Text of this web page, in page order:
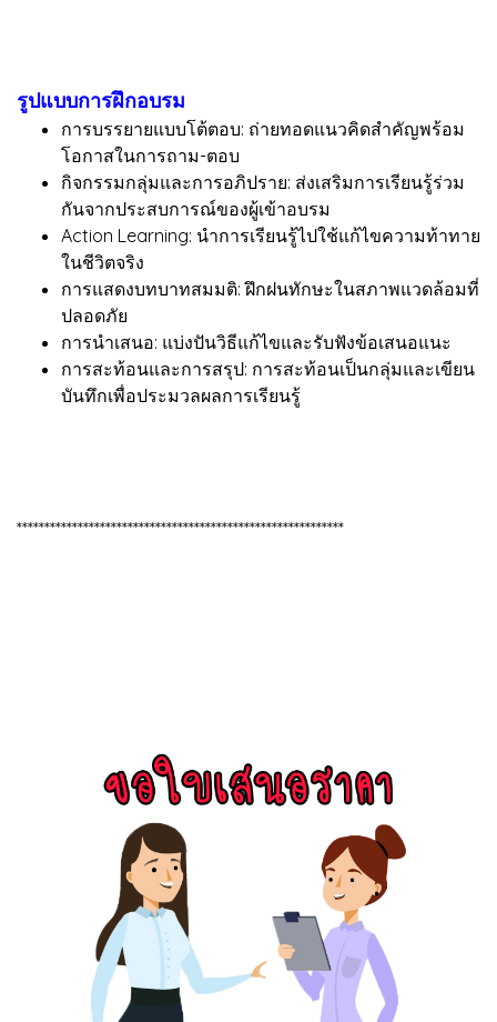
รูปแบบการฝึกอบรม
การบรรยายแบบโต้ตอบ: ถ่ายทอดแนวคิดสำคัญพร้อม
โอกาสในการถาม-ตอบ
กิจกรรมกลุ่มและการอภิปราย: ส่งเสริมการเรียนรู้ร่วม
กันจากประสบการณ์ของผู้เข้าอบรม
Action Learning: นำการเรียนรู้ไปใช้แก้ไขความท้าทาย
ในชีวิตจริง
การแสดงบทบาทสมมติ: ฝึกฝนทักษะในสภาพแวดล้อมที่
ปลอดภัย
การนำเสนอ: แบ่งปันวิธีแก้ไขและรับฟังข้อเสนอแนะ
การสะท้อนและการสรุป: การสะท้อนเป็นกลุ่มและเขียน
บันทึกเพื่อประมวลผลการเรียนรู้
***********************************************************